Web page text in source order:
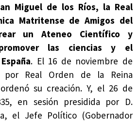
Miguel de los Ríos, la Real
Matritense de Amigos del
un Ateneo Científico y
las ciencias y el
. El 16 de noviembre de
por Real Orden de la Reina
su creación. Y, el 26 de
en sesión presidida por D.
el Jefe Político (Gobernador